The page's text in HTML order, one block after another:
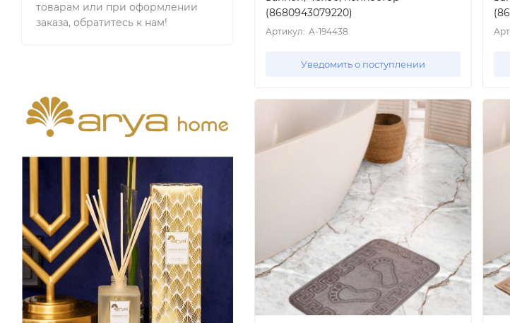
товарам или при оформлении
заказа, обратитесь к нам!
(8680943079220)
Артикул: A-194438
Уведомить о поступлении